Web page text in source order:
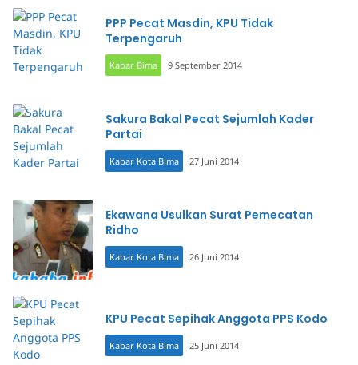
PPP Pecat Masdin, KPU Tidak
Terpengaruh
Kabar Bima 9 September 2014
Sakura Bakal Pecat Sejumlah Kader
Partai
Kabar Kota Bima 27 Juni 2014
Ekawana Usulkan Surat Pemecatan
Ridho
Kabar Kota Bima 26 Juni 2014
KPU Pecat Sepihak Anggota PPS Kodo
Kabar Kota Bima 25 Juni 2014